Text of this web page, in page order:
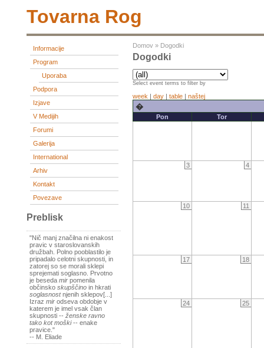
Tovarna Rog
Informacije
Program
Uporaba
Podpora
Izjave
V Medijih
Forumi
Galerija
International
Arhiv
Kontakt
Povezave
Preblisk
"Nič manj značilna ni enakost
pravic v staroslovanskih
družbah. Polno pooblastilo je
pripadalo celotni skupnosti, in
zatorej so se morali sklepi
sprejemati soglasno. Prvotno
je beseda mir pomenila
občinsko skupščino in hkrati
soglasnostnjenih sklepov[...]
Izraz mir odseva obdobje v
katerem je imel vsak član
skupnosti -- ženske ravno
tako kot moški-- enake
pravice."
-- M. Eliade
Domov » Dogodki
Dogodki
Select event terms to filter by
week | day | table | naštej
�
Pon Tor
3 4
10 11
17 18
24 25